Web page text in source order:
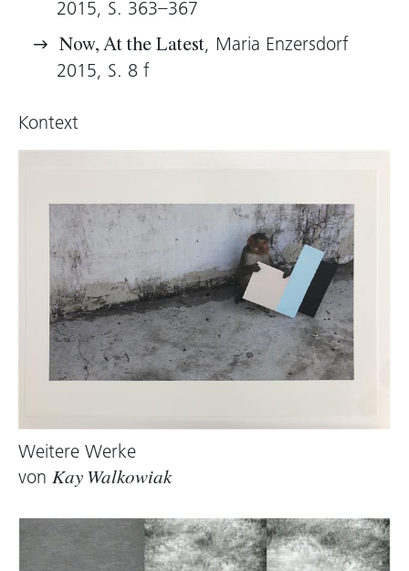
unmittelbar und instinktiv davon Besitz
ergreifen“. Gewöhnlich wird der Minimalismus
als Mittel zur Distanz betrachtet. Die Ästhetik
Analysebefähigung zu ruhen, weshalb diese
Umgang der Affen mit dem Material anderes.
Thomas D. Trummer, 2015
2015, S. 363–367
Now, At the Latest, Maria Enzersdorf
2015, S. 8 f
Kontext
Weitere Werke
von Kay Walkowiak